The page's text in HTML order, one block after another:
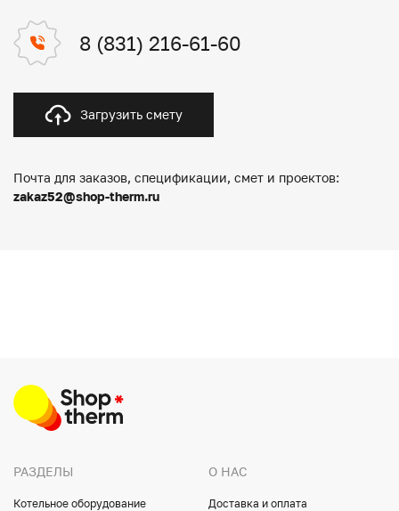
8 (831) 216-61-60
Загрузить смету
Почта для заказов, спецификации, смет и проектов:
zakaz52@shop-therm.ru
РАЗДЕЛЫ
Котельное оборудование
О НАС
Доставка и оплата